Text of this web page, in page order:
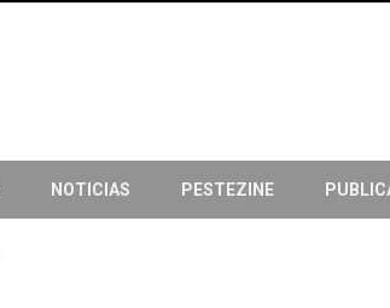
NOTICIAS PESTEZINE